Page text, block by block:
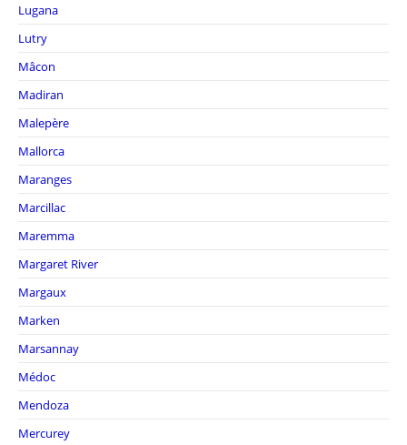
Lugana
Lutry
Mâcon
Madiran
Malepère
Mallorca
Maranges
Marcillac
Maremma
Margaret River
Margaux
Marken
Marsannay
Médoc
Mendoza
Mercurey